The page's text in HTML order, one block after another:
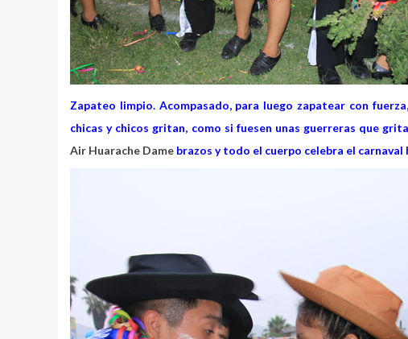
Zapateo limpio. Acompasado, para luego zapatear con
chicas y chicos gritan, como si fuesen unas guerreras que
Air Huarache Dame brazos y todo el cuerpo celebra el carnaval